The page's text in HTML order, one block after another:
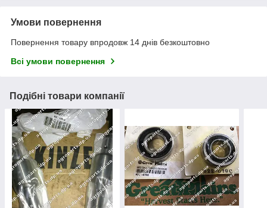
Умови повернення
Повернення товару впродовж 14 днів безкоштовно
Всі умови повернення
Подібні товари компанії